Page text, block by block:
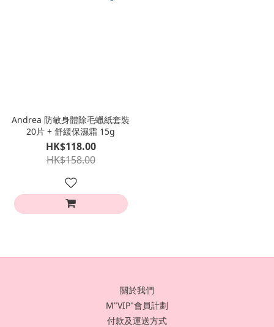
Andrea 防敏身體除毛蠟紙套裝
20片 + 舒緩保濕霜 15g
HK$118.00
HK$158.00
關於我們
M"VIP"會員計劃
付款及運送方式